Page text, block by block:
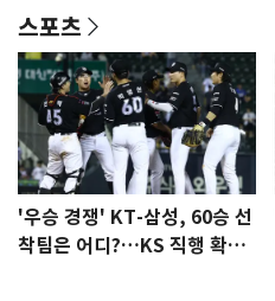
스포츠
'우승 경쟁' KT-삼성, 60승 선
착팀은 어디?…KS 직행 확률